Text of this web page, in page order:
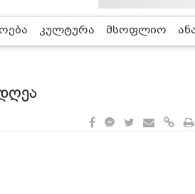
კულტურა მსოფლიო